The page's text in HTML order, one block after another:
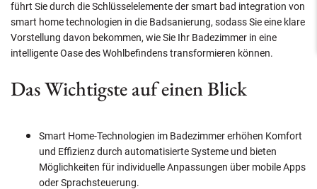
führt Sie durch die Schlüsselelemente der smart bad integration von
smart home technologien in die Badsanierung, sodass Sie eine klare
Vorstellung davon bekommen, wie Sie Ihr Badezimmer in eine
intelligente Oase des Wohlbefindens transformieren können.
Das Wichtigste auf einen Blick
Smart Home-Technologien im Badezimmer erhöhen Komfort
und Effizienz durch automatisierte Systeme und bieten
Möglichkeiten für individuelle Anpassungen über mobile Apps
oder Sprachsteuerung.